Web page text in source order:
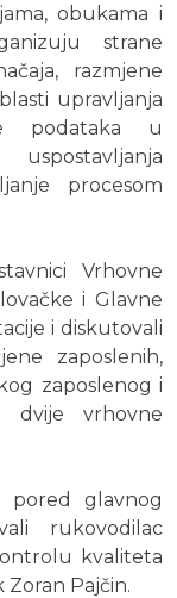
obukama i
strane
razmjene
upravljanja
podataka u
procesom
Vrhovne
i Glavne
i diskutovali
zaposlenih,
zaposlenog i
dvije vrhovne
pored glavnog
rukovodilac
kvaliteta
Zoran Pajčin.